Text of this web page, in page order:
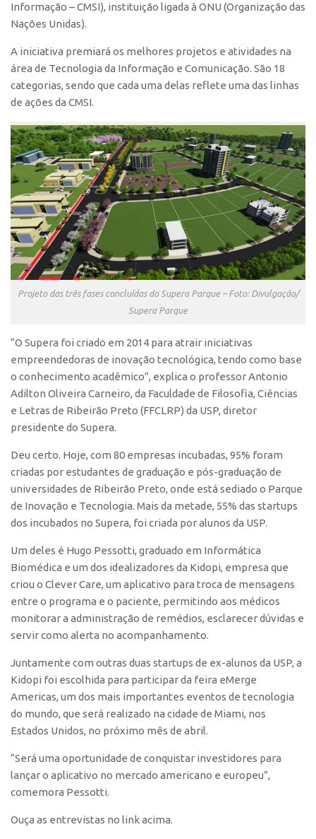
Leis e Normas
Editais
Pesquisa na USP
EMBRAPIIs
CEPIDs
CEPIX
CPEs
INCTs
PRPI/USP
InovaUSP
Comunicação
Agenda AUSPIN
Fala Inovação
Premiações
Edição 2025
Edição 2019
Edição 2017
Inovação em Números
Propriedade Intelectual
Formas de Proteção
Patentes
Marcas
Desenho Industrial
Buscar Anterioridade
Como solicitar
VPI – Vocação para Inovação
Patrimônio Genético
Leis e Normas
Informação – CMSI), instituição ligada à ONU (Organização das
Nações Unidas).
A iniciativa premiará os melhores projetos e atividades na
área de Tecnologia da Informação e Comunicação. São 18
categorias, sendo que cada uma delas reflete uma das linhas
de ações da CMSI.
Projeto das três fases concluídas do Supera Parque – Foto: Divulgação/
Supera Parque
“O Supera foi criado em 2014 para atrair iniciativas
empreendedoras de inovação tecnológica, tendo como base
o conhecimento acadêmico”, explica o professor Antonio
Adilton Oliveira Carneiro, da Faculdade de Filosofia, Ciências
e Letras de Ribeirão Preto (FFCLRP) da USP, diretor
presidente do Supera.
Deu certo. Hoje, com 80 empresas incubadas, 95% foram
criadas por estudantes de graduação e pós-graduação de
universidades de Ribeirão Preto, onde está sediado o Parque
de Inovação e Tecnologia. Mais da metade, 55% das startups
dos incubados no Supera, foi criada por alunos da USP.
Um deles é Hugo Pessotti, graduado em Informática
Biomédica e um dos idealizadores da Kidopi, empresa que
criou o Clever Care, um aplicativo para troca de mensagens
entre o programa e o paciente, permitindo aos médicos
monitorar a administração de remédios, esclarecer dúvidas e
servir como alerta no acompanhamento.
Juntamente com outras duas startups de ex-alunos da USP, a
Kidopi foi escolhida para participar da feira eMerge
Americas, um dos mais importantes eventos de tecnologia
do mundo, que será realizado na cidade de Miami, nos
Estados Unidos, no próximo mês de abril.
“Será uma oportunidade de conquistar investidores para
lançar o aplicativo no mercado americano e europeu”,
comemora Pessotti.
Ouça as entrevistas no link acima.